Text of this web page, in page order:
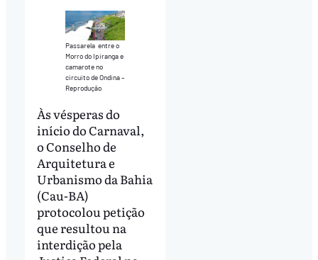
Passarela entre o
Morro do Ipiranga e
camarote no
circuito de Ondina –
Reprodução
Às vésperas do
início do Carnaval,
o Conselho de
Arquitetura e
Urbanismo da Bahia
(Cau-BA)
protocolou petição
que resultou na
interdição pela